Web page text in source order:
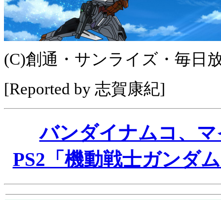
(C)創通・サンライズ・毎日
[Reported by 志賀康紀]
バンダイナムコ、
PS2「機動戦士ガンダ